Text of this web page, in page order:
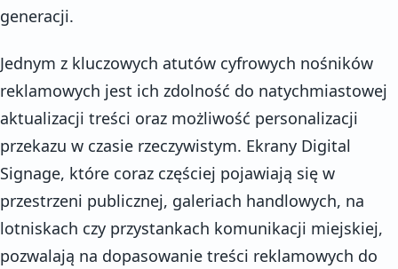
generacji.
Jednym z kluczowych atutów cyfrowych nośników
reklamowych jest ich zdolność do natychmiastowej
aktualizacji treści oraz możliwość personalizacji
przekazu w czasie rzeczywistym. Ekrany Digital
Signage, które coraz częściej pojawiają się w
przestrzeni publicznej, galeriach handlowych, na
lotniskach czy przystankach komunikacji miejskiej,
pozwalają na dopasowanie treści reklamowych do